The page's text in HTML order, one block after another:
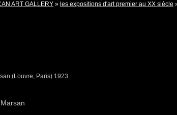
ART GALLERY » les expositions d'art premier au XX siècle
(Louvre, Paris) 1923